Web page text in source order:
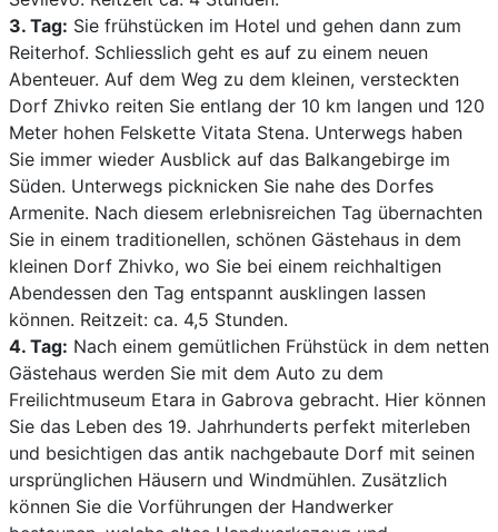
3. Tag: Sie frühstücken im Hotel und gehen dann zum
Reiterhof. Schliesslich geht es auf zu einem neuen
Abenteuer. Auf dem Weg zu dem kleinen, versteckten
Dorf Zhivko reiten Sie entlang der 10 km langen und 120
Meter hohen Felskette Vitata Stena. Unterwegs haben
Sie immer wieder Ausblick auf das Balkangebirge im
Süden. Unterwegs picknicken Sie nahe des Dorfes
Armenite. Nach diesem erlebnisreichen Tag übernachten
Sie in einem traditionellen, schönen Gästehaus in dem
kleinen Dorf Zhivko, wo Sie bei einem reichhaltigen
Abendessen den Tag entspannt ausklingen lassen
können. Reitzeit: ca. 4,5 Stunden.
4. Tag: Nach einem gemütlichen Frühstück in dem netten
Gästehaus werden Sie mit dem Auto zu dem
Freilichtmuseum Etara in Gabrova gebracht. Hier können
Sie das Leben des 19. Jahrhunderts perfekt miterleben
und besichtigen das antik nachgebaute Dorf mit seinen
ursprünglichen Häusern und Windmühlen. Zusätzlich
können Sie die Vorführungen der Handwerker